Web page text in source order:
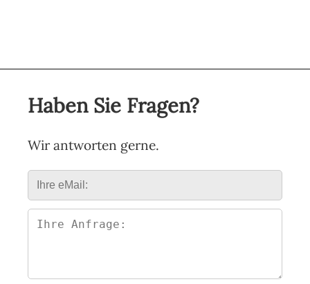
Haben Sie Fragen?
Wir antworten gerne.